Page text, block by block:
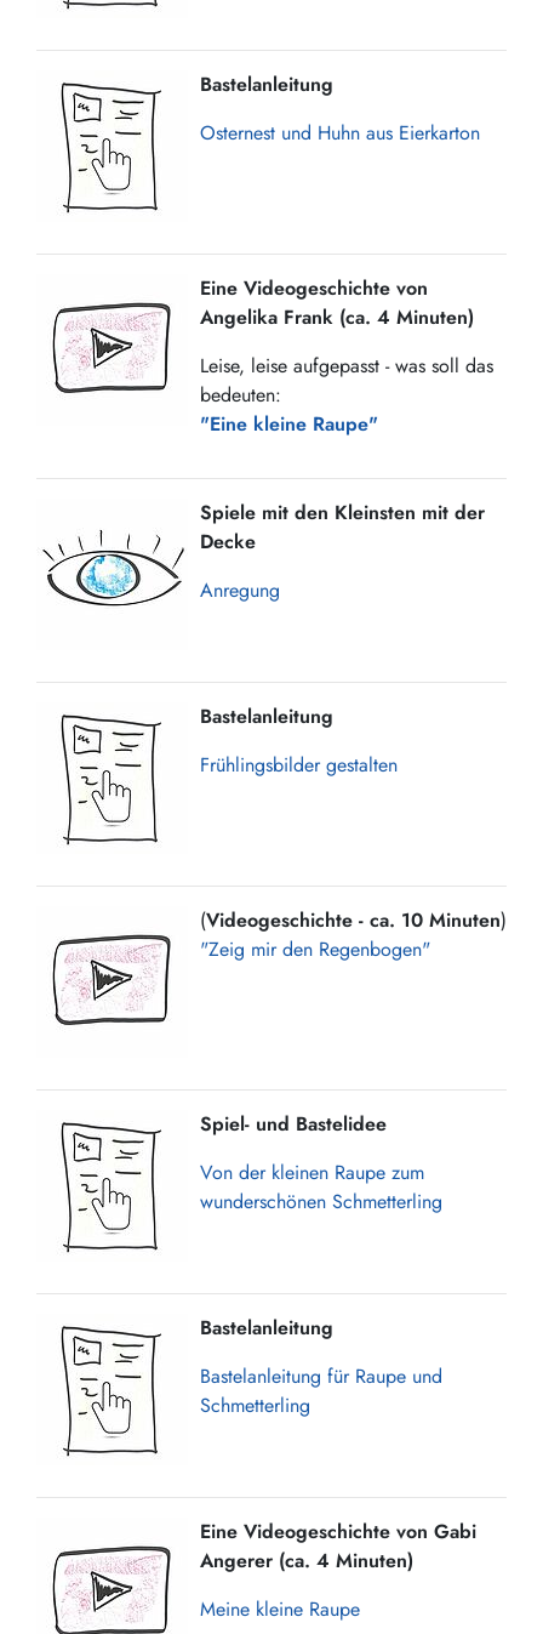
Bastelanleitung
Osternest und Huhn aus Eierkarton
Eine Videogeschichte von
Angelika Frank (ca. 4 Minuten)
Leise, leise aufgepasst - was soll das
bedeuten:
"Eine kleine Raupe"
Spiele mit den Kleinsten mit der
Decke
Anregung
Bastelanleitung
Frühlingsbilder gestalten
(Videogeschichte - ca. 10 Minuten)
"Zeig mir den Regenbogen"
Spiel- und Bastelidee
Von der kleinen Raupe zum
wunderschönen Schmetterling
Bastelanleitung
Bastelanleitung für Raupe und
Schmetterling
Eine Videogeschichte von Gabi
Angerer (ca. 4 Minuten)
Meine kleine Raupe